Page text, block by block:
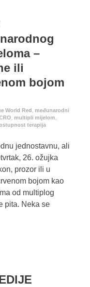
–
ili
bojom
World Red
međunarodni
multipli mijelom
terapija
jednostavnu, ali
26. ožujka
prozor ili u
bojom kao
od multiplog
pita. Neka se